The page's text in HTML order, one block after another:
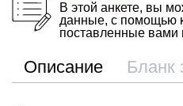
В этой анкете, вы
данные, с помощью
поставленные вами
Описание Бланк